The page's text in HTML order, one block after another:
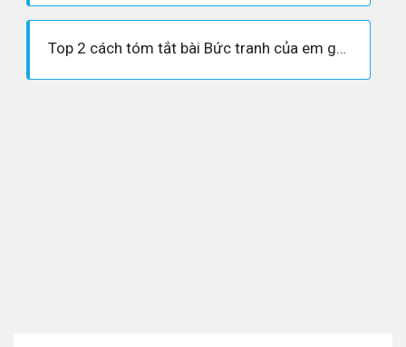
Top 2 cách tóm tắt bài Bức tranh của em gái tôi